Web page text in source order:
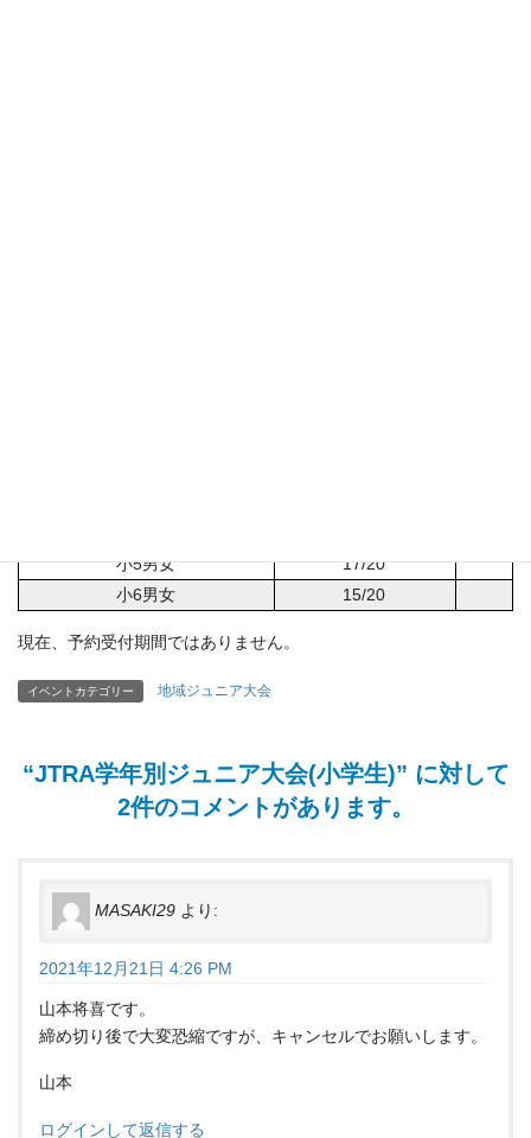
小5男女
17/20
小6男女
15/20
現在、予約受付期間ではありません。
イベントカテゴリー 地域ジュニア大会
“JTRA学年別ジュニア大会(小学生)” に対して
2件のコメントがあります。
MASAKI29 より:
2021年12月21日 4:26 PM
山本将喜です。
締め切り後で大変恐縮ですが、キャンセルでお願いします。
山本
ログインして返信する